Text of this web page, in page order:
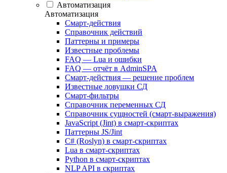
Автоматизация
Автоматизация
Смарт-действия
Справочник действий
Паттерны и примеры
Известные проблемы
FAQ — Lua и ошибки
FAQ — отчёт в AdminSPA
Смарт-действия — решение проблем
Известные ловушки СД
Смарт-фильтры
Справочник переменных СД
Справочник сущностей (смарт-выражения)
JavaScript (Jint) в смарт-скриптах
Паттерны JS/Jint
C# (Roslyn) в смарт-скриптах
Lua в смарт-скриптах
Python в смарт-скриптах
NLP API в скриптах